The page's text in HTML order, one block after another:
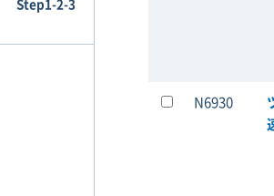
N6930
Step1-2-3